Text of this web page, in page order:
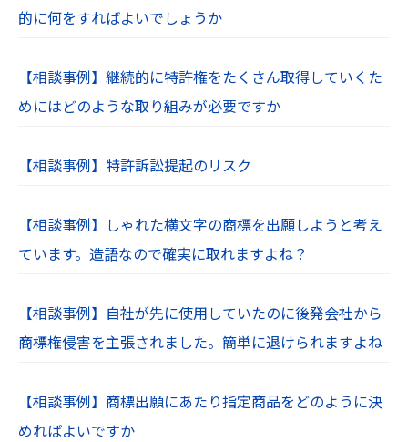
的に何をすればよいでしょうか
【相談事例】継続的に特許権をたくさん取得していくた
めにはどのような取り組みが必要ですか
【相談事例】特許訴訟提起のリスク
【相談事例】しゃれた横文字の商標を出願しようと考え
ています。造語なので確実に取れますよね？
【相談事例】自社が先に使用していたのに後発会社から
商標権侵害を主張されました。簡単に退けられますよね
【相談事例】商標出願にあたり指定商品をどのように決
めればよいですか